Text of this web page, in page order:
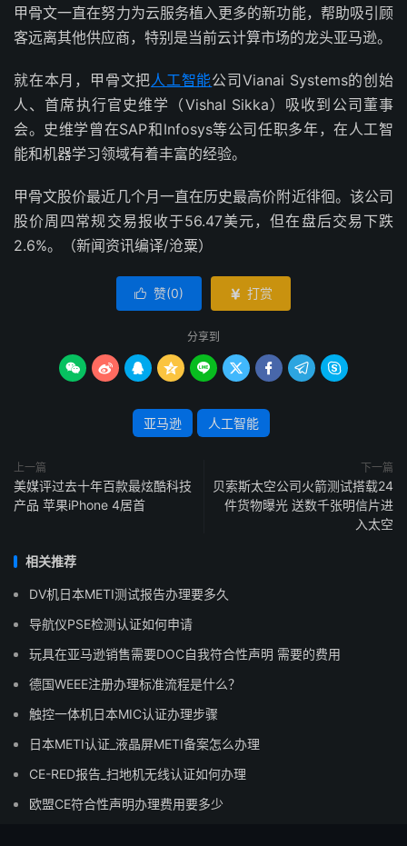
甲骨文一直在努力为云服务植入更多的新功能，帮助吸引顾
客远离其他供应商，特别是当前云计算市场的龙头亚马逊。
就在本月，甲骨文把人工智能公司Vianai Systems的创始
人、首席执行官史维学（Vishal Sikka）吸收到公司董事
会。史维学曾在SAP和Infosys等公司任职多年，在人工智
能和机器学习领域有着丰富的经验。
甲骨文股价最近几个月一直在历史最高价附近徘徊。该公司
股价周四常规交易报收于56.47美元，但在盘后交易下跌
2.6%。（新闻资讯编译/沧粟）
 赞(0)  打赏
分享到
        
亚马逊 人工智能
上一篇
美媒评过去十年百款最炫酷科技
产品 苹果iPhone 4居首
下一篇
贝索斯太空公司火箭测试搭载24
件货物曝光 送数千张明信片进
入太空
相关推荐
DV机日本METI测试报告办理要多久
导航仪PSE检测认证如何申请
玩具在亚马逊销售需要DOC自我符合性声明 需要的费用
德国WEEE注册办理标准流程是什么？
触控一体机日本MIC认证办理步骤
日本METI认证_液晶屏METI备案怎么办理
CE-RED报告_扫地机无线认证如何办理
欧盟CE符合性声明办理费用要多少